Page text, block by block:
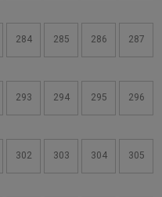
284 285 286 287
293 294 295 296
302 303 304 305